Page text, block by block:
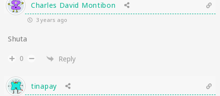
Charles David Montibon
3 years ago
Shuta
0 Reply
tinapay